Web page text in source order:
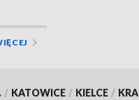
/ KATOWICE / KIELCE /